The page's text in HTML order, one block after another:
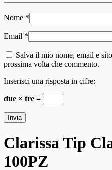
Nome *
Email *
Salva il mio nome, email e
prossima volta che commento.
Inserisci una risposta in cifre:
due × tre =
Clarissa Tip
100PZ